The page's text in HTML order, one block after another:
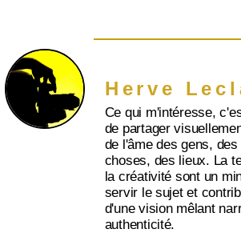
Herve
Ce qui m'intéresse,
de partager
de l'âme des gens,
choses, des lieux. La
la créativité sont un
servir le sujet et
d'une vision mêlant
authenticité.